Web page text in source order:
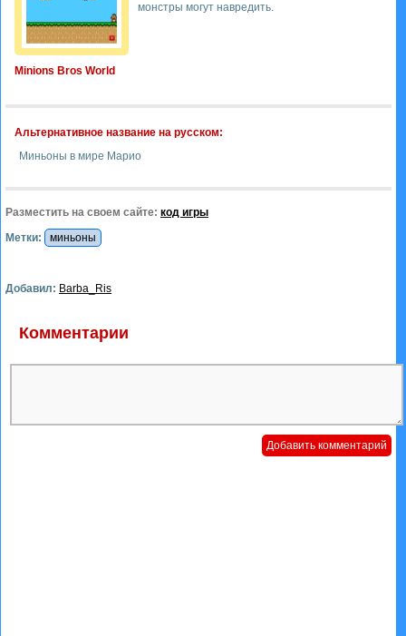
Minions Bros World
монстры могут навредить.
Альтернативное название на русском:
Миньоны в мире Марио
Разместить на своем сайте: код игры
Метки:
миньоны
Добавил: Barba_Ris
Комментарии